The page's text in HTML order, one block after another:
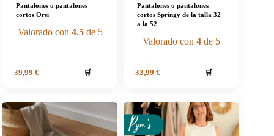
Pantalones o pantalones
cortos Orsi
Valorado con 4.5de 5
39,99 € 🛒
Pantalones o pantalones
cortos Springy de la talla 32
a la 52
Valorado con 4de 5
33,99 € 🛒